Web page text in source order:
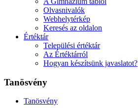
Olvasnivalók
Webhelytérkép
Keresés az oldalon
Értéktár
Települési értéktár
Az Értéktárról
Hogyan készítsünk javaslatot?
Tanösvény
Tanösvény